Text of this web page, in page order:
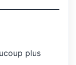
plus